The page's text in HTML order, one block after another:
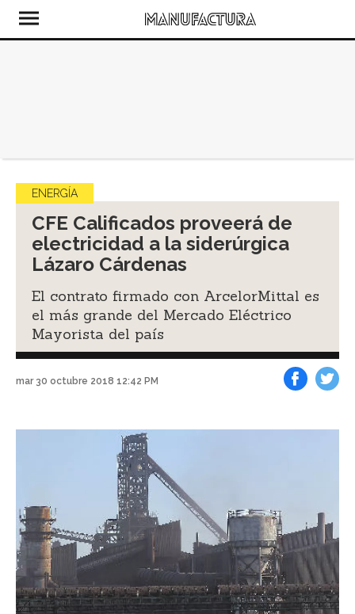
ENERGÍA
CFE Calificados proveerá de
electricidad a la siderúrgica
Lázaro Cárdenas
El contrato firmado con ArcelorMittal es
el más grande del Mercado Eléctrico
Mayorista del país
mar 30 octubre 2018 12:42 PM